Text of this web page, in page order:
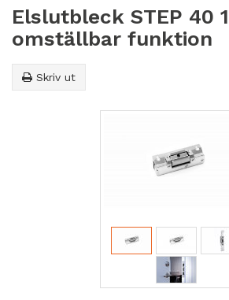
Elslutbleck STEP 40
omställbar funktion
Skriv ut